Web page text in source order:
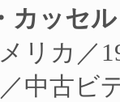
カッセル
リカ／
中古ビ